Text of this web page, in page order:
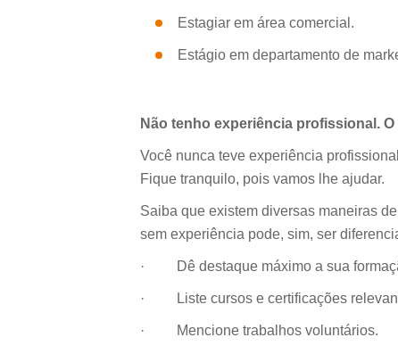
Estagiar em área comercial.
Estágio em departamento de
Não tenho experiência profissional.
Você nunca teve experiência
Fique tranquilo, pois vamos lhe ajudar.
Saiba que existem diversas maneiras
sem experiência pode, sim, ser
· Dê destaque máximo a sua
· Liste cursos e certificações
· Mencione trabalhos voluntários.